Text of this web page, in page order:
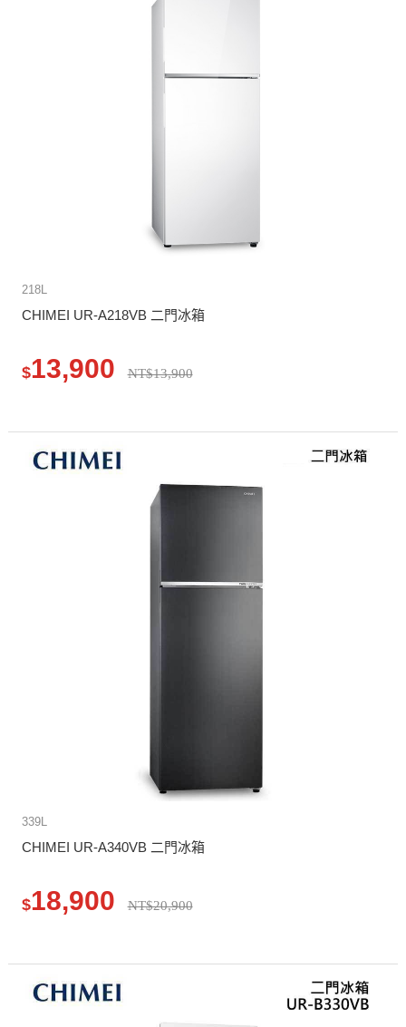
218L
CHIMEI UR-A218VB 二門冰箱
$13,900 NT$13,900
339L
CHIMEI UR-A340VB 二門冰箱
$18,900 NT$20,900